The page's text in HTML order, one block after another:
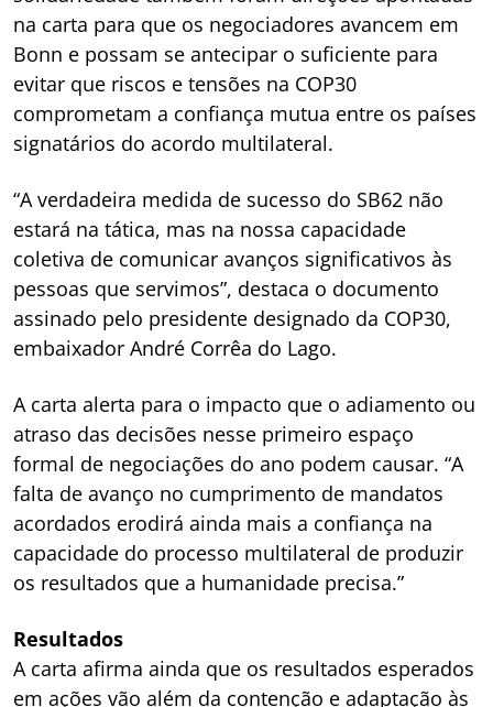
na carta para que os negociadores avancem em
Bonn e possam se antecipar o suficiente para
evitar que riscos e tensões na COP30
comprometam a confiança mutua entre os países
signatários do acordo multilateral.
“A verdadeira medida de sucesso do SB62 não
estará na tática, mas na nossa capacidade
coletiva de comunicar avanços significativos às
pessoas que servimos”, destaca o documento
assinado pelo presidente designado da COP30,
embaixador André Corrêa do Lago.
A carta alerta para o impacto que o adiamento ou
atraso das decisões nesse primeiro espaço
formal de negociações do ano podem causar. “A
falta de avanço no cumprimento de mandatos
acordados erodirá ainda mais a confiança na
capacidade do processo multilateral de produzir
os resultados que a humanidade precisa.”
Resultados
A carta afirma ainda que os resultados esperados
em ações vão além da contenção e adaptação às